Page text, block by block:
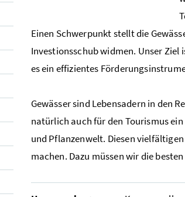
Einen Schwerpunkt stellt die
Investionsschub widmen. Unser
es ein effizientes
Gewässer sind Lebensadern in den
natürlich auch für den Tourismus
und Pflanzenwelt. Diesen
machen. Dazu müssen wir die